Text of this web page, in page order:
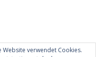
Website verwendet Cookies.